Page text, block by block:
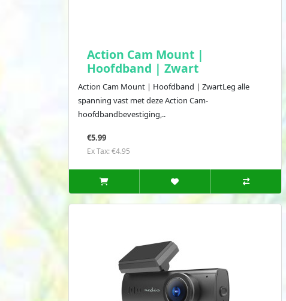
Action Cam Mount |
Hoofdband | Zwart
Action Cam Mount | Hoofdband | ZwartLeg alle
spanning vast met deze Action Cam-
hoofdbandbevestiging,..
€5.99
Ex Tax: €4.95